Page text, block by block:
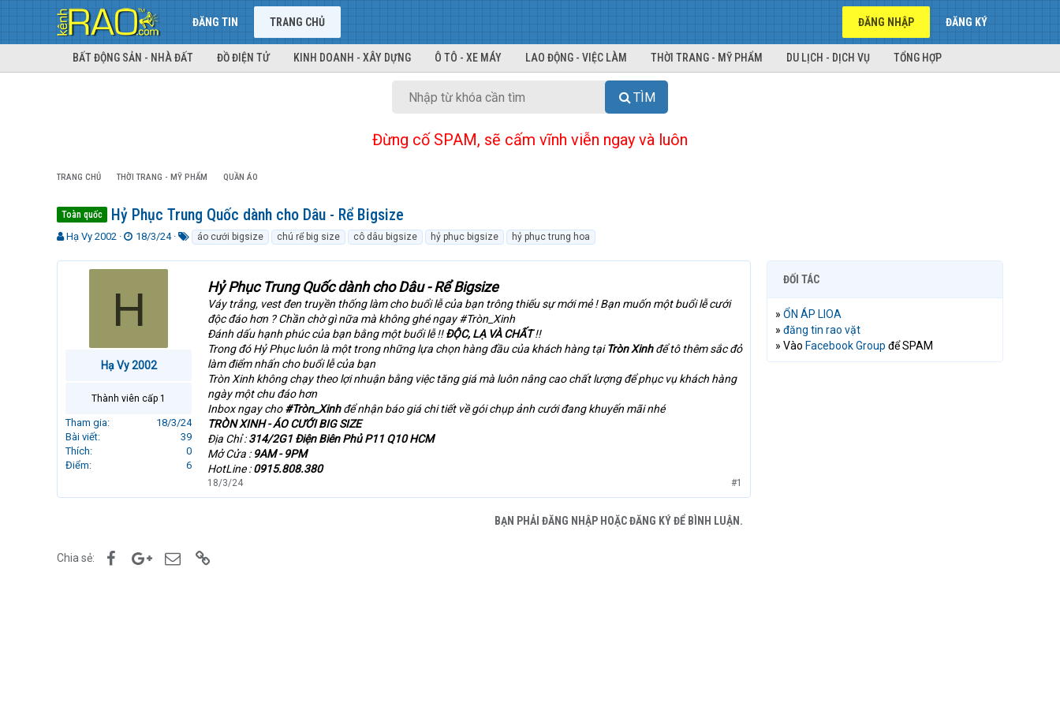
ĐĂNG TIN TRANG CHỦ ĐĂNG NHẬP ĐĂNG KÝ
BẤT ĐỘNG SẢN - NHÀ ĐẤT ĐỒ ĐIỆN TỬ KINH DOANH - XÂY DỰNG Ô TÔ - XE MÁY LAO ĐỘNG - VIỆC LÀM THỜI TRANG - MỸ PHẨM DU LỊCH - DỊCH VỤ TỔNG HỢP
TÌM
Đừng cố SPAM, sẽ cấm vĩnh viễn ngay và luôn
TRANG CHỦ THỜI TRANG - MỸ PHẨM QUẦN ÁO
Toàn quốc Hỷ Phục Trung Quốc dành cho Dâu - Rể Bigsize
T
r
Hạ Vy 2002
N
à
g
ử
18/3/24
k
áo cưới bigsize chú rể big size cô dâu bigsize hỷ phục bigsize hỷ phục trung hoa
H
Hạ Vy 2002
Thành viên cấp 1
Tham gia
18/3/24
Bài viết
39
Thích
0
Điểm
6
Hỷ Phục Trung Quốc dành cho Dâu - Rể Bigsize
Váy trắng, vest đen truyền thống làm cho buổi lễ của bạn trông thiếu sự mới mẻ ! Bạn muốn một buổi lễ cưới
độc đáo hơn ? Chần chờ gì nữa mà không ghé ngay #Tròn_Xinh
Đánh dấu hạnh phúc của bạn bằng một buổi lễ !!ĐỘC, LẠ VÀ CHẤT!!
Trong đó Hỷ Phục luôn là một trong những lựa chọn hàng đầu của khách hàng tạiTròn Xinhđể tô thêm sắc đỏ
làm điểm nhấn cho buổi lễ của bạn
Tròn Xinh không chạy theo lợi nhuận bằng việc tăng giá mà luôn nâng cao chất lượng để phục vụ khách hàng
ngày một chu đáo hơn
Inbox ngay cho#Tròn_Xinhđể nhận báo giá chi tiết về gói chụp ảnh cưới đang khuyến mãi nhé
TRÒN XINH - ÁO CƯỚI BIG SIZE
Địa Chỉ :314/2G1 Điện Biên Phủ P11 Q10 HCM
Mở Cửa :9AM - 9PM
HotLine :0915.808.380
18/3/24 #1
BẠN PHẢI ĐĂNG NHẬP HOẶC ĐĂNG KÝ ĐỂ BÌNH LUẬN.
Chia sẻ: FacebookGoogle+Email
ĐỐI TÁC
» ỔN ÁP LIOA
» đăng tin rao vặt
» Vào Facebook Group để SPAM